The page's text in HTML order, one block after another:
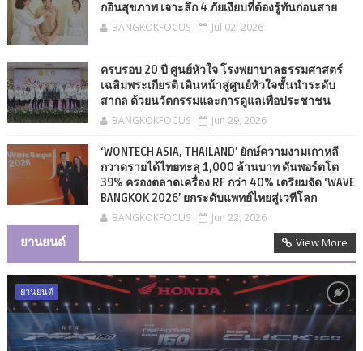
กอินสุขภาพ เจาะลึก 4 ภัยเงียบที่ต้องรู้ทันก่อนสาย
BANGKOKFOCUS
Jul 02, 2026
ครบรอบ 20 ปี ศูนย์หัวใจ โรงพยาบาลธรรมศาสตร์
เฉลิมพระเกียรติ เดินหน้าสู่ศูนย์หัวใจชั้นนำระดับ
สากล ด้วยนวัตกรรมและการดูแลเพื่อประชาชน
BANGKOKFOCUS
Jun 29, 2026
‘WONTECH ASIA, THAILAND’ ยักษ์ความงามเกาหลี
กวาดรายได้ไทยทะลุ 1,000 ล้านบาท ดันพอร์ตโต
39% ครองตลาดเครื่อง RF กว่า 40% เตรียมจัด ‘WAVE
BANGKOK 2026’ ยกระดับแพทย์ไทยสู่เวทีโลก
BANGKOKFOCUS
Jun 22, 2026
ยานยนต์ View More
ยานยนต์